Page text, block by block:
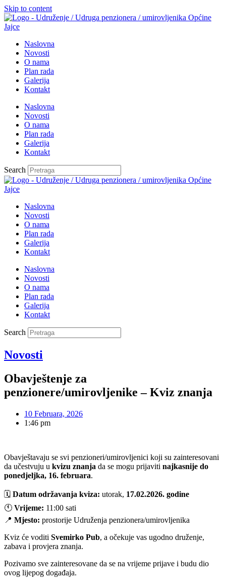
Skip to content
Naslovna
Novosti
O nama
Plan rada
Galerija
Kontakt
Naslovna
Novosti
O nama
Plan rada
Galerija
Kontakt
Search
Naslovna
Novosti
O nama
Plan rada
Galerija
Kontakt
Naslovna
Novosti
O nama
Plan rada
Galerija
Kontakt
Search
Novosti
Obavještenje za
penzionere/umirovljenike – Kviz znanja
10 Februara, 2026
1:46 pm
Obavještavaju se svi penzioneri/umirovljenici koji su zainteresovani
da učestvuju u kvizu znanja da se mogu prijaviti najkasnije do
ponedjeljka, 16. februara.
🗓 Datum održavanja kviza: utorak, 17.02.2026. godine
🕚 Vrijeme: 11:00 sati
📍 Mjesto: prostorije Udruženja penzionera/umirovljenika
Kviz će voditi Svemirko Pub, a očekuje vas ugodno druženje,
zabava i provjera znanja.
Pozivamo sve zainteresovane da se na vrijeme prijave i budu dio
ovog lijepog događaja.